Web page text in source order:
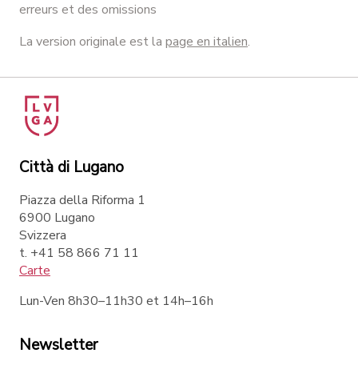
erreurs et des omissions
La version originale est la page en italien.
Città di Lugano
Piazza della Riforma 1
6900 Lugano
Svizzera
t. +41 58 866 71 11
Carte
Lun-Ven 8h30–11h30 et 14h–16h
Newsletter